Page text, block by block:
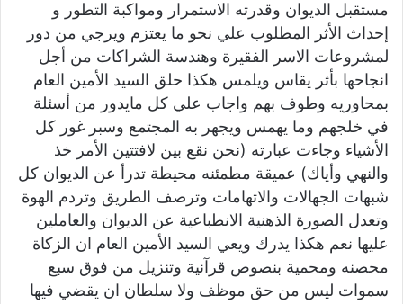
مستقبل الديوان وقدرته الاستمرار ومواكبة التطور و
إحداث الأثر المطلوب علي نحو ما يعتزم ويرجي من دور
لمشروعات الاسر الفقيرة وهندسة الشراكات من أجل
انجاحها بأثر يقاس ويلمس هكذا حلق السيد الأمين العام
بمحاوريه وطوف بهم واجاب علي كل مايدور من أسئلة
في خلجهم وما يهمس ويجهر به المجتمع وسبر غور كل
الأشياء وجاءت عبارته (نحن نقع بين لافتتين الأمر خذ
والنهي وأياك) عميقة مطمئنه محيطة تدرأ عن الديوان كل
شبهات الجهالات والاتهامات وترصف الطريق وتردم الهوة
وتعدل الصورة الذهنية الانطباعية عن الديوان والعاملين
عليها نعم هكذا يدرك ويعي السيد الأمين العام ان الزكاة
محصنه ومحمية بنصوص قرآنية وتنزيل من فوق سبع
سموات ليس من حق موظف ولا سلطان ان يقضي فيها